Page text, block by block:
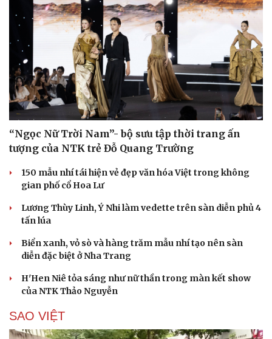
Du lịch
Tư vấn
Săn Tour
check-in
Podcast
Câu chuyện thời sự
Đọc truyện đêm khuya
Cửa sổ tình yêu
Kể chuyện cho bé
Hạt giống tâm hồn
“Ngọc Nữ Trời Nam”- bộ sưu tập thời trang ấn
tượng của NTK trẻ Đỗ Quang Trường
150 mẫu nhí tái hiện vẻ đẹp văn hóa Việt trong không
gian phố cổ Hoa Lư
Lương Thùy Linh, Ý Nhi làm vedette trên sàn diễn phủ 4
tấn lúa
Biển xanh, vỏ sò và hàng trăm mẫu nhí tạo nên sàn
diễn đặc biệt ở Nha Trang
H'Hen Niê tỏa sáng như nữ thần trong màn kết show
của NTK Thảo Nguyễn
SAO VIỆT